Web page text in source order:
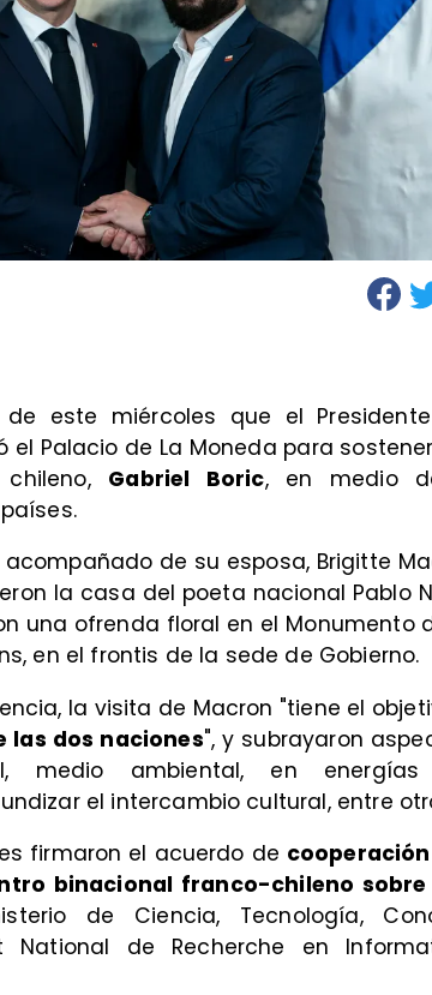
este miércoles que el
el Palacio de La Moneda para
Gabriel Boric, en medio
de su esposa, Brigitte
la casa del poeta nacional Pablo
una ofrenda floral en el Monumento
en el frontis de la sede de Gobierno.
la visita de Macron "tiene el
las dos naciones", y subrayaron
medio ambiental, en energías
el intercambio cultural, entre
firmaron el acuerdo de
binacional franco-chileno
de Ciencia, Tecnología,
National de Recherche en